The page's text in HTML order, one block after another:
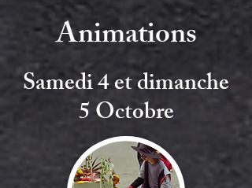
Animations
Samedi 4 et dimanche
5 Octobre